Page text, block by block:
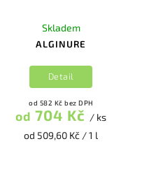
ALGINURE
Skladem
od 582 Kč bez DPH
od 704 Kč / ks
od 509,60 Kč / 1 l
Detail